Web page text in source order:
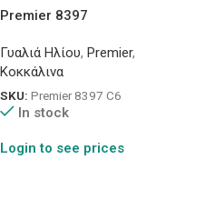
Premier 8397
Γυαλιά Ηλίου, Premier,
Κοκκάλινα
SKU: Premier 8397 C6
In stock
Login to see prices